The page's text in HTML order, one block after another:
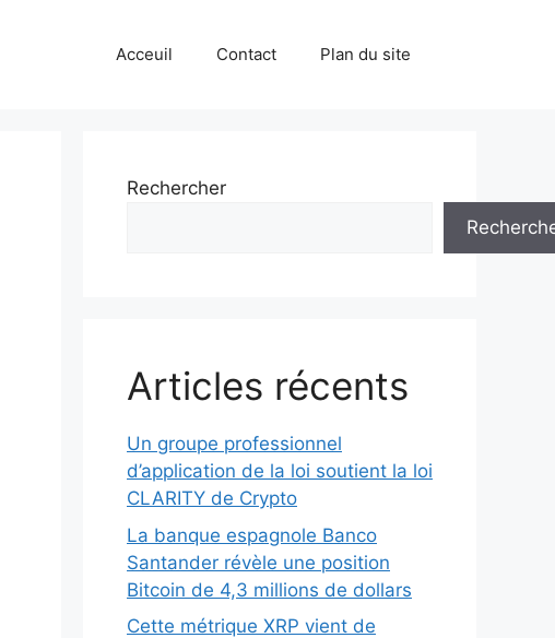
Acceuil Contact Plan du site
Rechercher
Articles récents
Un groupe professionnel
d’application de la loi soutient la loi
CLARITY de Crypto
La banque espagnole Banco
Santander révèle une position
Bitcoin de 4,3 millions de dollars
Cette métrique XRP vient de